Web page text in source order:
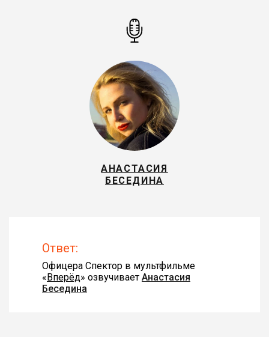
АНАСТАСИЯ
БЕСЕДИНА
Ответ:
Офицера Спектор в мультфильме
«Вперёд» озвучивает Анастасия
Беседина